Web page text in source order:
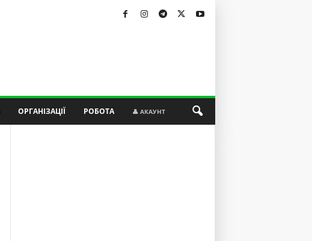
ОРГАНІЗАЦІЇ РОБОТА 👤 АКАУНТ